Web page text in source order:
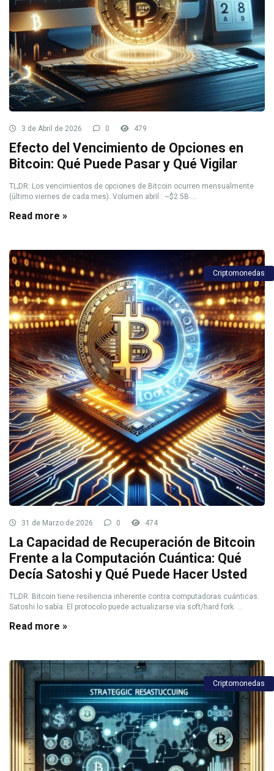
3 de Abril de 2026 0 479
Efecto del Vencimiento de Opciones en
Bitcoin: Qué Puede Pasar y Qué Vigilar
TL;DR: Los vencimientos de opciones de Bitcoin ocurren mensualmente
(último viernes de cada mes). Volumen abril : ~$2.5B ...
Read more »
Criptomonedas
31 de Marzo de 2026 0 474
La Capacidad de Recuperación de Bitcoin
Frente a la Computación Cuántica: Qué
Decía Satoshi y Qué Puede Hacer Usted
TL;DR: Bitcoin tiene resiliencia inherente contra computadoras cuánticas.
Satoshi lo sabía: El protocolo puede actualizarse vía soft/hard fork. ...
Read more »
Criptomonedas